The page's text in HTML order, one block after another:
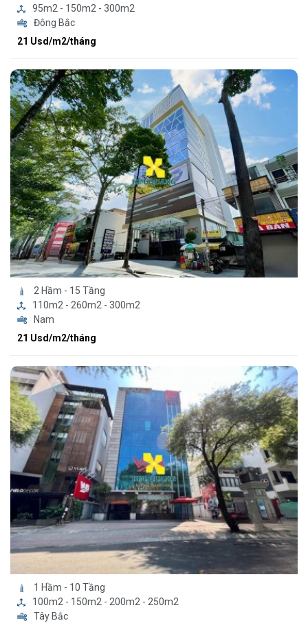
95m2 - 150m2 - 300m2
Đông Bắc
21 Usd/m2/tháng
2 Hầm - 15 Tầng
110m2 - 260m2 - 300m2
Nam
21 Usd/m2/tháng
1 Hầm - 10 Tầng
100m2 - 150m2 - 200m2 - 250m2
Tây Bắc